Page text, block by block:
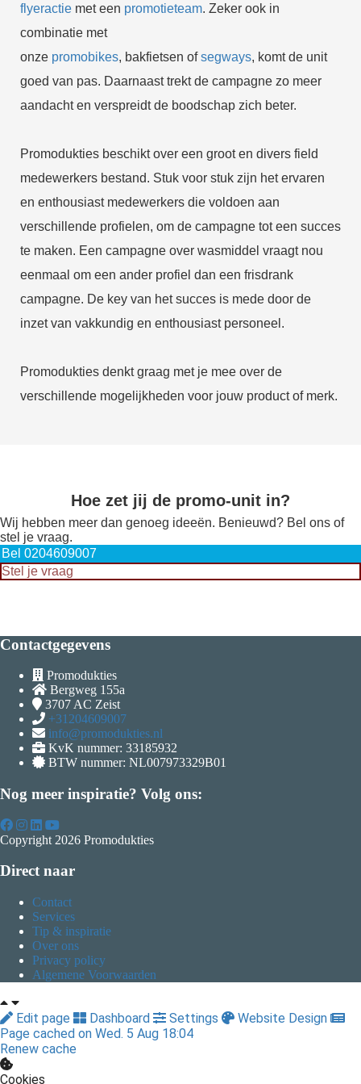
flyeractie met een promotieteam. Zeker ook in
combinatie met
onze promobikes, bakfietsen ofsegways, komt de unit
goed van pas. Daarnaast trekt de campagne zo meer
aandacht en verspreidt de boodschap zich beter.
Promodukties beschikt over een groot en divers field
medewerkers bestand. Stuk voor stuk zijn het ervaren
en enthousiast medewerkers die voldoen aan
verschillende profielen, om de campagne tot een succes
te maken. Een campagne over wasmiddel vraagt nou
eenmaal om een ander profiel dan een frisdrank
campagne. De key van het succes is mede door de
inzet van vakkundig en enthousiast personeel.
Promodukties denkt graag met je mee over de
verschillende mogelijkheden voor jouw product of merk.
Hoe zet jij de promo-unit in?
Wij hebben meer dan genoeg ideeën. Benieuwd? Bel ons of
stel je vraag.
Bel 0204609007
Stel je vraag
Contactgegevens
Promodukties
Bergweg 155a
3707 AC Zeist
+31204609007
info@promodukties.nl
KvK nummer: 33185932
BTW nummer: NL007973329B01
Nog meer inspiratie? Volg ons:
Copyright 2026 Promodukties
Direct naar
Contact
Services
Tip & inspiratie
Over ons
Privacy policy
Algemene Voorwaarden
Edit page Dashboard Settings
Website Design
Page cached on Wed. 5 Aug 18:04
Renew cache
Cookies